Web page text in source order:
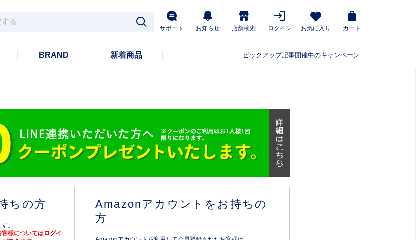
サポート お知らせ 店舗検索 ログイン お気に入り カート
BRAND 新着商品 ピックアップ記事開催中のキャンペーン
ちの方
。
様についてはログイ
Amazonアカウントをお持ちの
方